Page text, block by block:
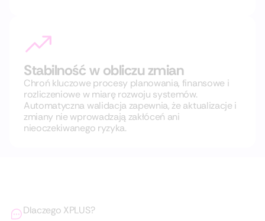
Stabilność w obliczu zmian
Chroń kluczowe procesy planowania, finansowe i
rozliczeniowe w miarę rozwoju systemów.
Automatyczna walidacja zapewnia, że aktualizacje i
zmiany nie wprowadzają zakłóceń ani
nieoczekiwanego ryzyka.
Dlaczego XPLUS?